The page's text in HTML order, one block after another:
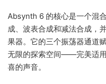
Absynth 6 的核心是一个混
成、波表合成和减法合成，
果器。它的三个振荡器通道
无限的探索空间——完美适
喜的声音。